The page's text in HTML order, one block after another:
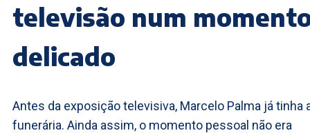
televisão num
delicado
Antes da exposição televisiva, Marcelo Palma já tinha
funerária. Ainda assim, o momento pessoal não era